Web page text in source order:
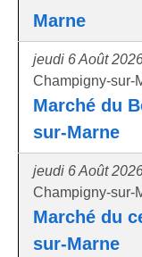
Marne
jeudi 6 Août
Champigny-sur-
Marché du
sur-Marne
jeudi 6 Août
Champigny-sur-
Marché du
sur-Marne